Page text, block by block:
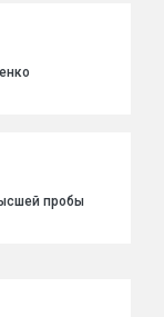
пробы